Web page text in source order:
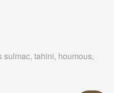
tahini, houmous,